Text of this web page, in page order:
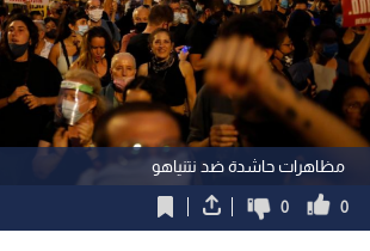
مظاهرات حاشدة ضد نتنياهو
0
0